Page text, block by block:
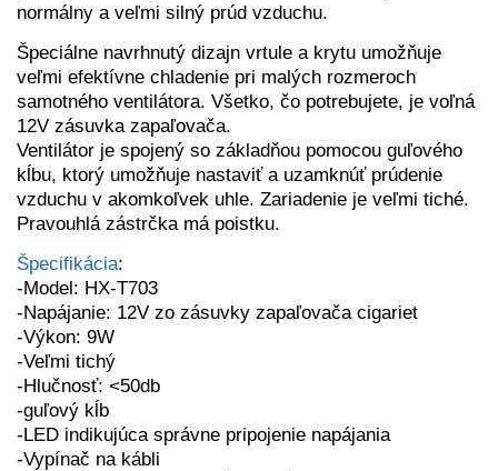
normálny a veľmi silný prúd vzduchu.
Špeciálne navrhnutý dizajn vrtule a krytu umožňuje
veľmi efektívne chladenie pri malých rozmeroch
samotného ventilátora. Všetko, čo potrebujete, je voľná
12V zásuvka zapaľovača.
Ventilátor je spojený so základňou pomocou guľového
kĺbu, ktorý umožňuje nastaviť a uzamknúť prúdenie
vzduchu v akomkoľvek uhle. Zariadenie je veľmi tiché.
Pravouhlá zástrčka má poistku.
Špecifikácia:
-Model: HX-T703
-Napájanie: 12V zo zásuvky zapaľovača cigariet
-Výkon: 9W
-Veľmi tichý
-Hlučnosť: <50db
-guľový kĺb
-LED indikujúca správne pripojenie napájania
-Vypínač na kábli